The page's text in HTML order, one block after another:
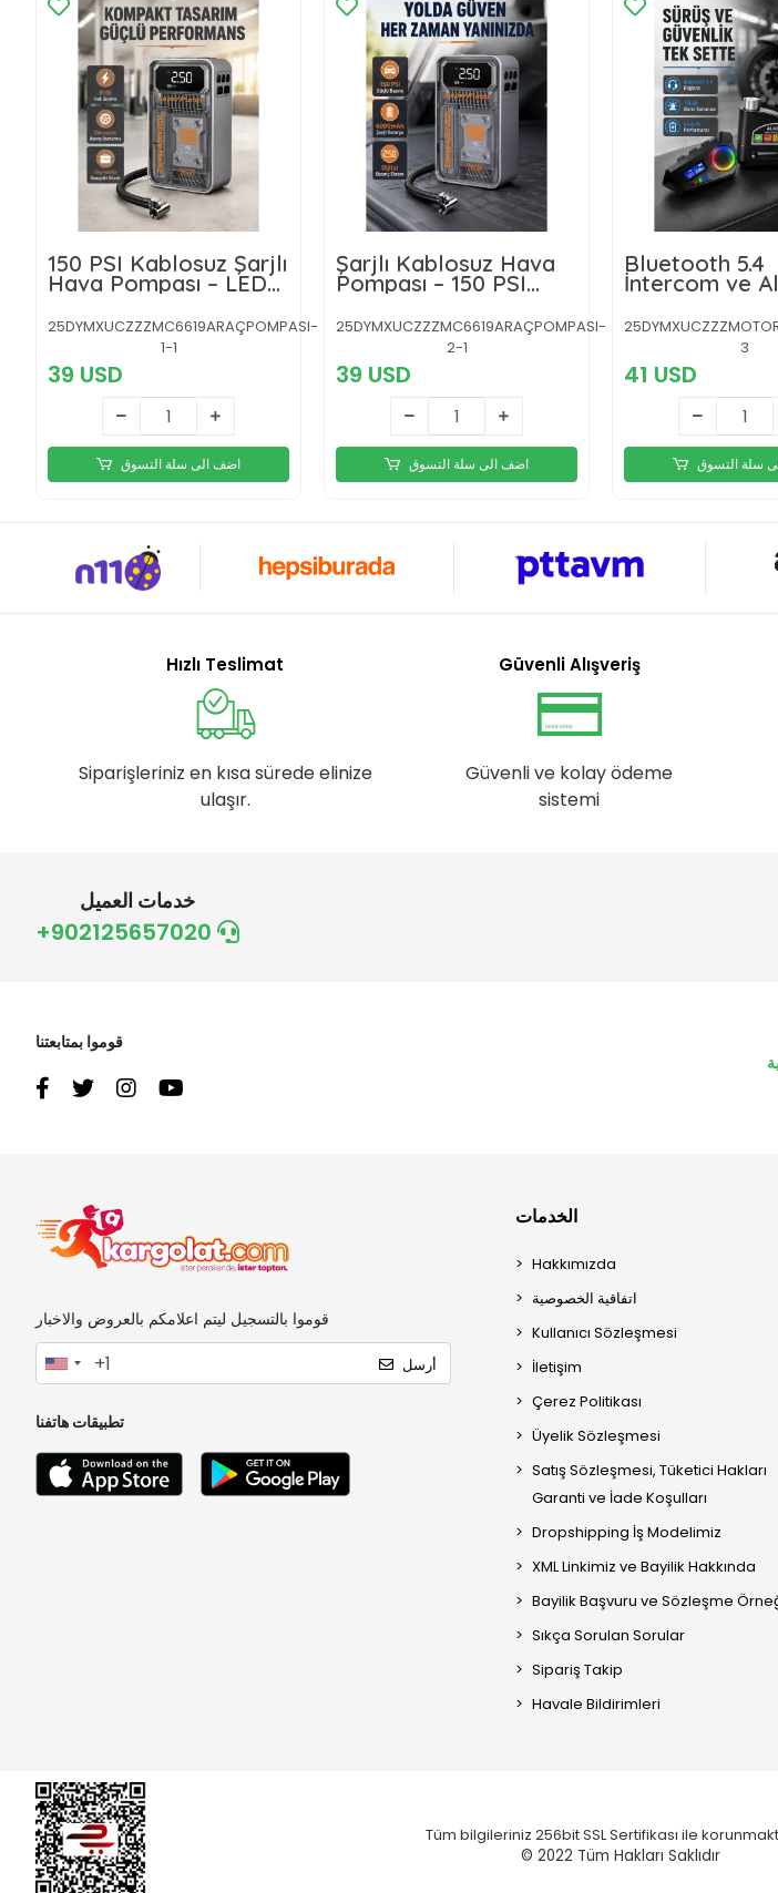
150 PSI Kablosuz Şarjlı
Hava Pompası – LED
Ekranlı ve Otomatik
Kapanma Özellikli
25DYMXUCZZZMC6619ARAÇPOMPASI-
1-1
39 USD
اضف الى سلة التسوق
Şarjlı Kablosuz Hava
Pompası – 150 PSI
Basınç, LED Ekran ve
6000mAh Batarya
25DYMXUCZZZMC6619ARAÇPOMPASI-
2-1
39 USD
اضف الى سلة التسوق
Bluetooth 5.4
İntercom ve
Ses ve
3
41 USD
سلة التسوق
Hızlı Teslimat
Siparişleriniz en kısa sürede elinize
ulaşır.
Güvenli Alışveriş
Güvenli ve kolay ödeme
sistemi
خدمات العميل
+902125657020
قوموا بمتابعتنا
قوموا بالتسجيل ليتم اعلامكم بالعروض والاخبار
أرسل
تطبيقات هاتفنا
الخدمات
Hakkımızda
اتفاقية الخصوصية
Kullanıcı Sözleşmesi
İletişim
Çerez Politikası
Üyelik Sözleşmesi
Satış Sözleşmesi, Tüketici Hakları
Garanti ve İade Koşulları
Dropshipping İş Modelimiz
XML Linkimiz ve Bayilik Hakkında
Bayilik Başvuru ve Sözleşme
Sıkça Sorulan Sorular
Sipariş Takip
Havale Bildirimleri
Tüm bilgileriniz 256bit SSL Sertifikası ile
© 2022 Tüm Hakları Saklıdır